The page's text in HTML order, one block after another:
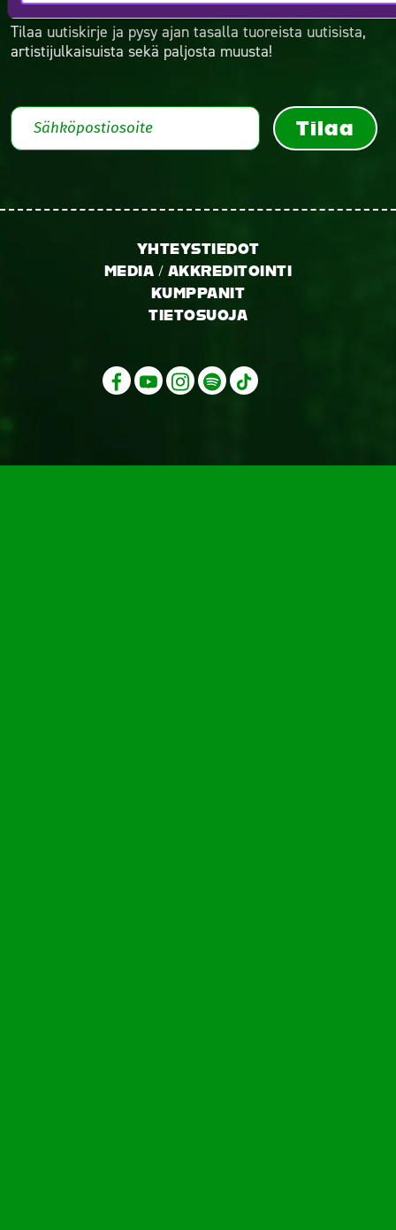
Tilaa uutiskirje ja pysy ajan tasalla tuoreista uutisista,
artistijulkaisuista sekä paljosta muusta!
Tilaa
YHTEYSTIEDOT
MEDIA / AKKREDITOINTI
KUMPPANIT
TIETOSUOJA